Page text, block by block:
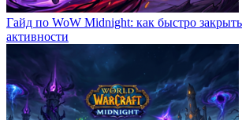
Гайд по WoW Midnight: как быстро
активности